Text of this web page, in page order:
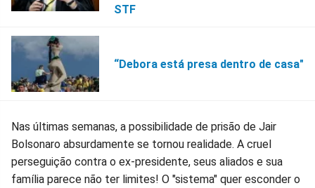
STF
“Debora está presa dentro de casa"
Nas últimas semanas, a possibilidade de prisão de Jair
Bolsonaro absurdamente se tornou realidade. A cruel
perseguição contra o ex-presidente, seus aliados e sua
família parece não ter limites! O "sistema" quer esconder o